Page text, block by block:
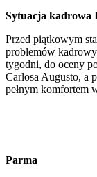
Sytuacja kadrowa
Przed piątkowym
problemów
tygodni, do oceny
Carlosa Augusto, a
pełnym komfortem
Parma